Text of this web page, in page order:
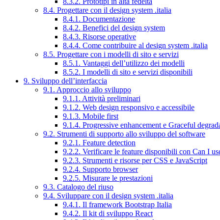
8.4. Progettare con il design system .italia
8.4.1. Documentazione
8.4.2. Benefici del design system
8.4.3. Risorse operative
8.4.4. Come contribuire al design system .italia
8.5. Progettare con i modelli di sito e servizi
8.5.1. Vantaggi dell’utilizzo dei modelli
8.5.2. I modelli di sito e servizi disponibili
9. Sviluppo dell’interfaccia
9.1. Approccio allo sviluppo
9.1.1. Attività preliminari
9.1.2. Web design responsivo e accessibile
9.1.3. Mobile first
9.1.4. Progressive enhancement e Graceful
9.2. Strumenti di supporto allo sviluppo del software
9.2.1. Feature detection
9.2.2. Verificare le feature disponibili con Can I
9.2.3. Strumenti e risorse per CSS e JavaScript
9.2.4. Supporto browser
9.2.5. Misurare le prestazioni
9.3. Catalogo del riuso
9.4. Sviluppare con il design system .italia
9.4.1. Il framework Bootstrap Italia
9.4.2. Il kit di sviluppo React